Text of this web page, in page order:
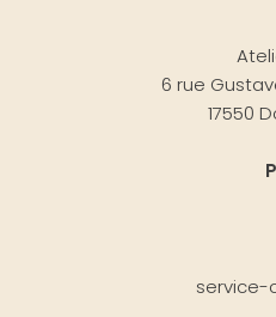
6 rue
17550
service-